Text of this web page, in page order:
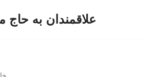
علاقمندان به